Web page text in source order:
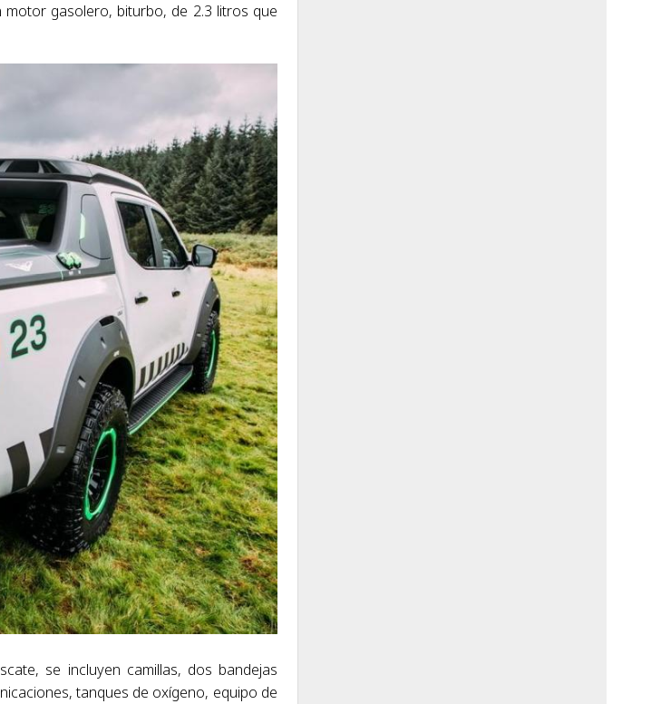
gasolero, biturbo, de 2.3 litros que
se incluyen camillas, dos bandejas
tanques de oxígeno, equipo de